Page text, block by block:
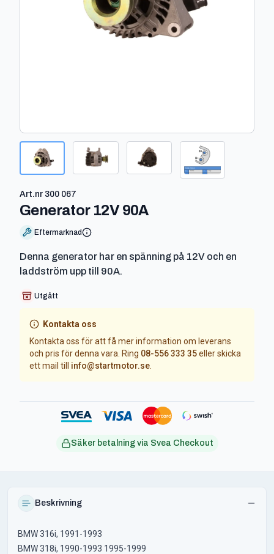
Art.nr 300 067
Generator 12V 90A-
Eftermarknad
Denna generator har en spänning på 12V och en
laddström upp till 90A.
Utgått
Kontakta oss
Kontakta oss för att få mer information om leverans
och pris för denna vara. Ring 08-556 333 35eller skicka
ett mail till info@startmotor.se
Säker betalning via Svea Checkout
Beskrivning
BMW 316i, 1991-1993
BMW 318i, 1990-1993 1995-1999